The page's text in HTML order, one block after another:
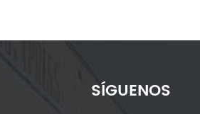
SÍGUENOS